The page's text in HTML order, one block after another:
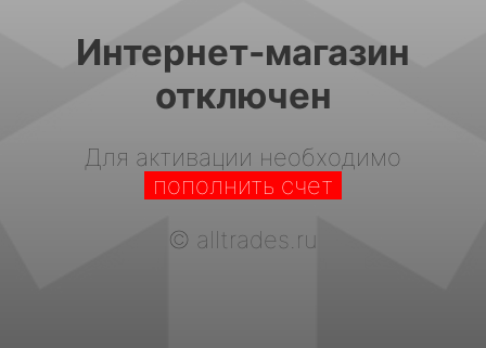
Интернет-магазин
отключен
Для активации необходимо
пополнить счет
© alltrades.ru